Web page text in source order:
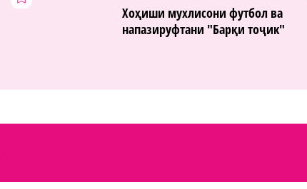
Хоҳиши мухлисони футбол ва
напазируфтани "Барқи тоҷик"